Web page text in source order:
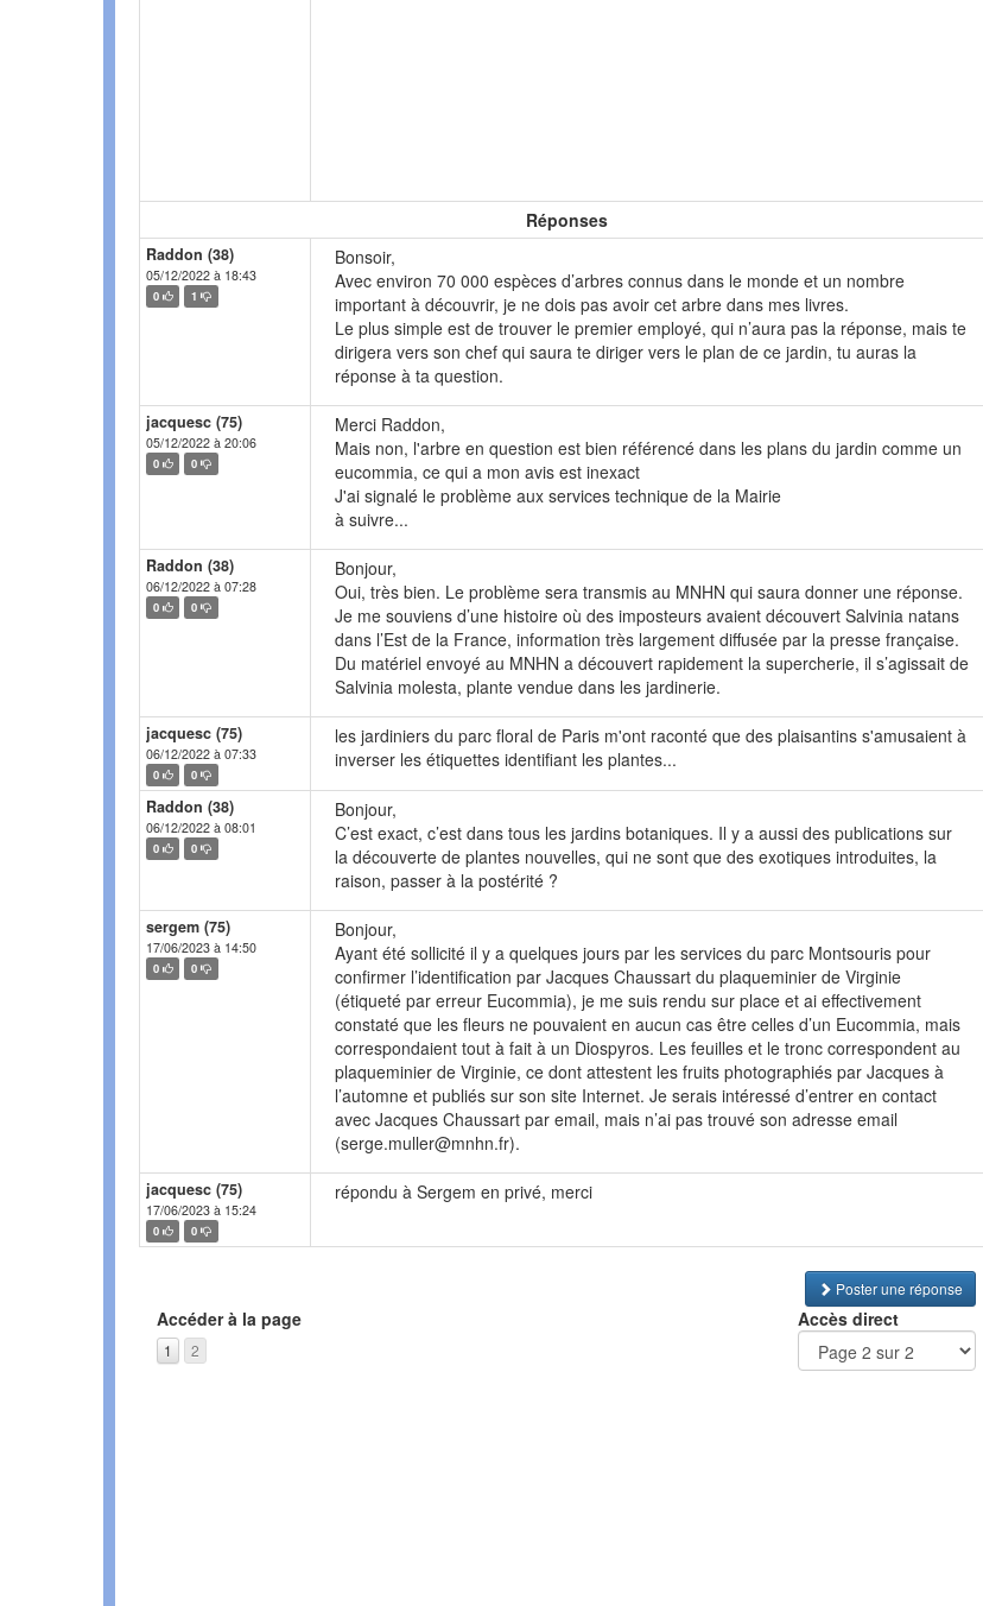
Réponses
Raddon (38)
05/12/2022 à 18:43
0 1
Bonsoir,
Avec environ 70 000 espèces d’arbres connus dans le monde et un nombre
important à découvrir, je ne dois pas avoir cet arbre dans mes livres.
Le plus simple est de trouver le premier employé, qui n’aura pas la réponse, mais te
dirigera vers son chef qui saura te diriger vers le plan de ce jardin, tu auras la
réponse à ta question.
jacquesc (75)
05/12/2022 à 20:06
0 0
Merci Raddon,
Mais non, l'arbre en question est bien référencé dans les plans du jardin comme un
eucommia, ce qui a mon avis est inexact
J'ai signalé le problème aux services technique de la Mairie
à suivre...
Raddon (38)
06/12/2022 à 07:28
0 0
Bonjour,
Oui, très bien. Le problème sera transmis au MNHN qui saura donner une réponse.
Je me souviens d’une histoire où des imposteurs avaient découvert Salvinia natans
dans l’Est de la France, information très largement diffusée par la presse française.
Du matériel envoyé au MNHN a découvert rapidement la supercherie, il s’agissait de
Salvinia molesta, plante vendue dans les jardinerie.
jacquesc (75)
06/12/2022 à 07:33
0 0
les jardiniers du parc floral de Paris m'ont raconté que des plaisantins s'amusaient à
inverser les étiquettes identifiant les plantes...
Raddon (38)
06/12/2022 à 08:01
0 0
Bonjour,
C’est exact, c’est dans tous les jardins botaniques. Il y a aussi des publications sur
la découverte de plantes nouvelles, qui ne sont que des exotiques introduites, la
raison, passer à la postérité ?
sergem (75)
17/06/2023 à 14:50
0 0
Bonjour,
Ayant été sollicité il y a quelques jours par les services du parc Montsouris pour
confirmer l’identification par Jacques Chaussart du plaqueminier de Virginie
(étiqueté par erreur Eucommia), je me suis rendu sur place et ai effectivement
constaté que les fleurs ne pouvaient en aucun cas être celles d’un Eucommia, mais
correspondaient tout à fait à un Diospyros. Les feuilles et le tronc correspondent au
plaqueminier de Virginie, ce dont attestent les fruits photographiés par Jacques à
l’automne et publiés sur son site Internet. Je serais intéressé d’entrer en contact
avec Jacques Chaussart par email, mais n’ai pas trouvé son adresse email
(serge.muller@mnhn.fr).
jacquesc (75)
17/06/2023 à 15:24
0 0
répondu à Sergem en privé, merci
Poster une réponse
Accéder à la page
1 2
Accès direct